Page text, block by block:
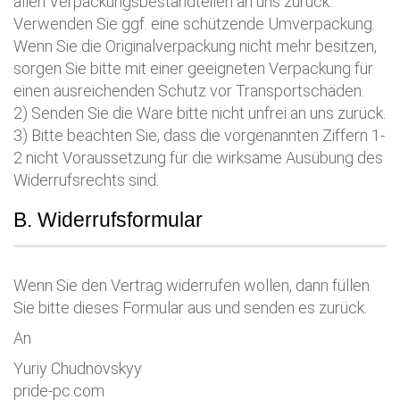
Verwenden Sie ggf. eine schützende Umverpackung.
Wenn Sie die Originalverpackung nicht mehr besitzen,
sorgen Sie bitte mit einer geeigneten Verpackung für
einen ausreichenden Schutz vor Transportschäden.
2) Senden Sie die Ware bitte nicht unfrei an uns zurück.
3) Bitte beachten Sie, dass die vorgenannten Ziffern 1-
2 nicht Voraussetzung für die wirksame Ausübung des
Widerrufsrechts sind.
B. Widerrufsformular
Wenn Sie den Vertrag widerrufen wollen, dann füllen
Sie bitte dieses Formular aus und senden es zurück.
An
Yuriy Chudnovskyy
pride-pc.com